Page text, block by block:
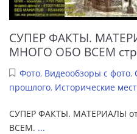
СУПЕР ФАКТЫ.
МНОГО ОБО ВСЕМ
Фото, Видеообзоры с фото,
прошлого, Исторические
СУПЕР ФАКТЫ. МАТЕРИАЛЫ
ВСЕМ. ...